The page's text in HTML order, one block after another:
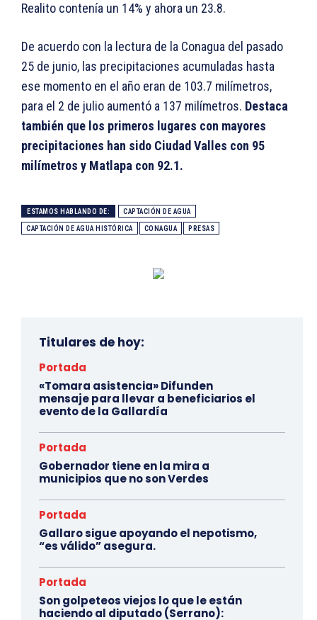
Realito contenía un 14% y ahora un 23.8.
De acuerdo con la lectura de la Conagua del pasado
25 de junio, las precipitaciones acumuladas hasta
ese momento en el año eran de 103.7 milímetros,
para el 2 de julio aumentó a 137 milímetros. Destaca
también que los primeros lugares con mayores
precipitaciones han sido Ciudad Valles con 95
milímetros y Matlapa con 92.1.
ESTAMOS HABLANDO DE: CAPTACIÓN DE AGUA
CAPTACIÓN DE AGUA HISTÓRICA CONAGUA PRESAS
Titulares de hoy:
Portada
«Tomara asistencia» Difunden
mensaje para llevar a beneficiarios el
evento de la Gallardía
Portada
Gobernador tiene en la mira a
municipios que no son Verdes
Portada
Gallaro sigue apoyando el nepotismo,
“es válido” asegura.
Portada
Son golpeteos viejos lo que le están
haciendo al diputado (Serrano):